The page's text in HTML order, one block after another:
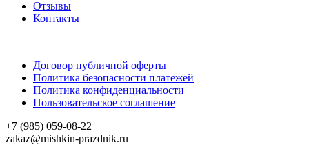
Отзывы
Контакты
Договор публичной оферты
Политика безопасности платежей
Политика конфиденциальности
Пользовательское соглашение
+7 (985) 059-08-22
zakaz@mishkin-prazdnik.ru